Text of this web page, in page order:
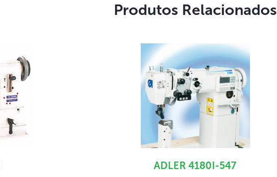
Produtos Relacionados
ADLER 4180I-547